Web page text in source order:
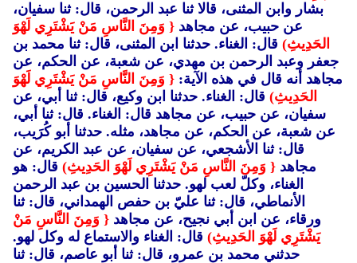
بشار وابن المثنى، قالا ثنا عبد الرحمن، قال: ثنا سفيان،
عن حبيب، عن مجاهد { وَمِنَ النَّاسِ مَنْ يَشْتَرِي لَهْوَ
الحَدِيثِ) قال: الغناء. حدثنا ابن المثنى، قال: ثنا محمد بن
جعفر وعبد الرحمن بن مهدي، عن شعبة، عن الحكم، عن
مجاهد أنه قال في هذه الآية: { وَمِنَ النَّاسِ مَنْ يَشْتَرِي لَهْوَ
الحَدِيثِ) قال: الغناء. حدثنا ابن وكيع، قال: ثنا أبي، عن
سفيان، عن حبيب، عن مجاهد قال: الغناء. قال: ثنا أبي،
عن شعبة، عن الحكم، عن مجاهد، مثله. حدثنا أبو كُرَيب،
قال: ثنا الأشجعي، عن سفيان، عن عبد الكريم، عن
مجاهد { وَمِنَ النَّاسِ مَنْ يَشْتَرِي لَهْوَ الحَدِيثِ) قال: هو
الغناء، وكلّ لعب لهو. حدثنا الحسين بن عبد الرحمن
الأنماطي، قال: ثنا عليّ بن حفص الهمداني، قال: ثنا
ورقاء، عن ابن أبي نجيح، عن مجاهد { وَمِنَ النَّاسِ مَنْ
يَشْتَرِي لَهْوَ الحَدِيثِ) قال: الغناء والاستماع له وكل لهو.
حدثني محمد بن عمرو، قال: ثنا أبو عاصم، قال: ثنا